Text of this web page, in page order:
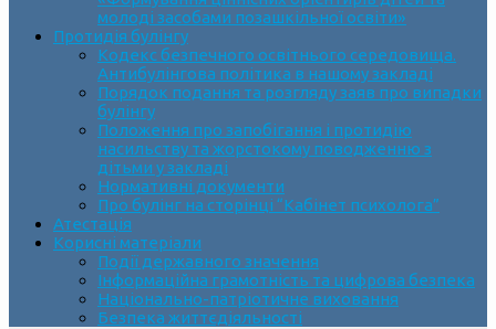
молоді засобами позашкільної освіти»
Протидія булінгу
Кодекс безпечного освітнього середовища.
Антибулінгова політика в нашому закладі
Порядок подання та розгляду заяв про випадки
булінгу
Положення про запобігання і протидію
насильству та жорстокому поводженню з
дітьми у закладі
Нормативні документи
Про булінг на сторінці “Кабінет психолога”
Атестація
Корисні матеріали
Події державного значення
Інформаційна грамотність та цифрова безпека
Національно-патріотичне виховання
Безпека життєдіяльності